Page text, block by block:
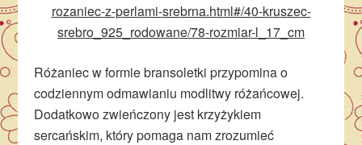
rozaniec-z-perlami-srebrna.html#/40-kruszec-
srebro_925_rodowane/78-rozmiar-l_17_cm
Różaniec w formie bransoletki przypomina o
codziennym odmawianiu modlitwy różańcowej.
Dodatkowo zwieńczony jest krzyżykiem
sercańskim, który pomaga nam zrozumieć